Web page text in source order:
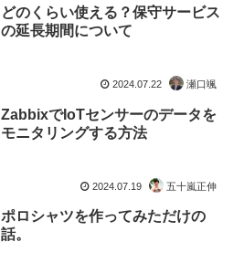
どのくらい使える？保守サービス
の延長期間について
2024.07.22 瀬口颯
ZabbixでIoTセンサーのデータを
モニタリングする方法
2024.07.19 五十嵐正伸
ポロシャツを作ってみただけの
話。